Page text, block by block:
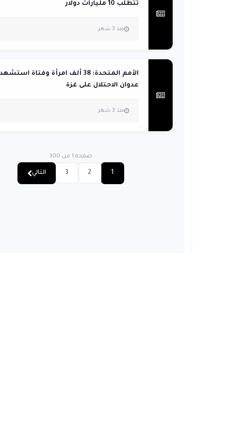
تتطلب 10 مليارات دولار
منذ 3 شهر
الأمم المتحدة: 38 ألف امرأة وفتاة
عدوان الاحتلال على غزة
منذ 3 شهر
صفحة 1 من 300
1
2
3 التالي